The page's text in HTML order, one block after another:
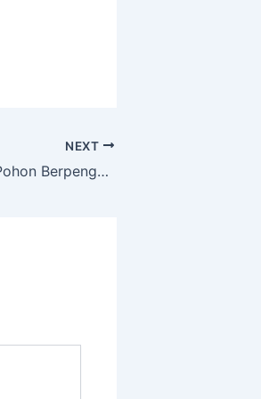
NEXT
Layanan Potong Pohon Berpengalaman dengan Peralatan Lengkap Kalibawang